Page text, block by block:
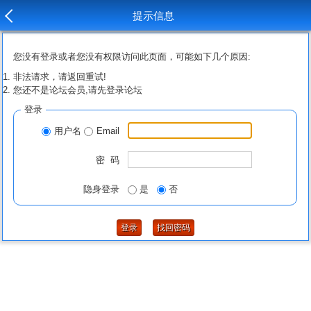
提示信息
您没有登录或者您没有权限访问此页面，可能如下几个原因:
非法请求，请返回重试!
您还不是论坛会员,请先登录论坛
登录
用户名 Email
密 码
隐身登录 是 否